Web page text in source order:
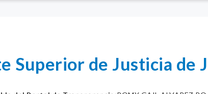
Superior de Justicia de